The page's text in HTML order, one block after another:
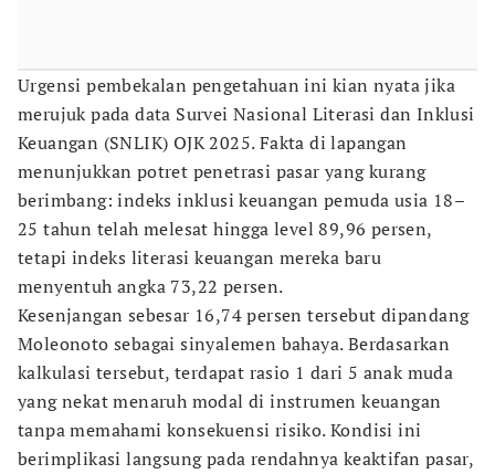
Urgensi pembekalan pengetahuan ini kian nyata jika
merujuk pada data Survei Nasional Literasi dan Inklusi
Keuangan (SNLIK) OJK 2025. Fakta di lapangan
menunjukkan potret penetrasi pasar yang kurang
berimbang: indeks inklusi keuangan pemuda usia 18–
25 tahun telah melesat hingga level 89,96 persen,
tetapi indeks literasi keuangan mereka baru
menyentuh angka 73,22 persen.
Kesenjangan sebesar 16,74 persen tersebut dipandang
Moleonoto sebagai sinyalemen bahaya. Berdasarkan
kalkulasi tersebut, terdapat rasio 1 dari 5 anak muda
yang nekat menaruh modal di instrumen keuangan
tanpa memahami konsekuensi risiko. Kondisi ini
berimplikasi langsung pada rendahnya keaktifan pasar,